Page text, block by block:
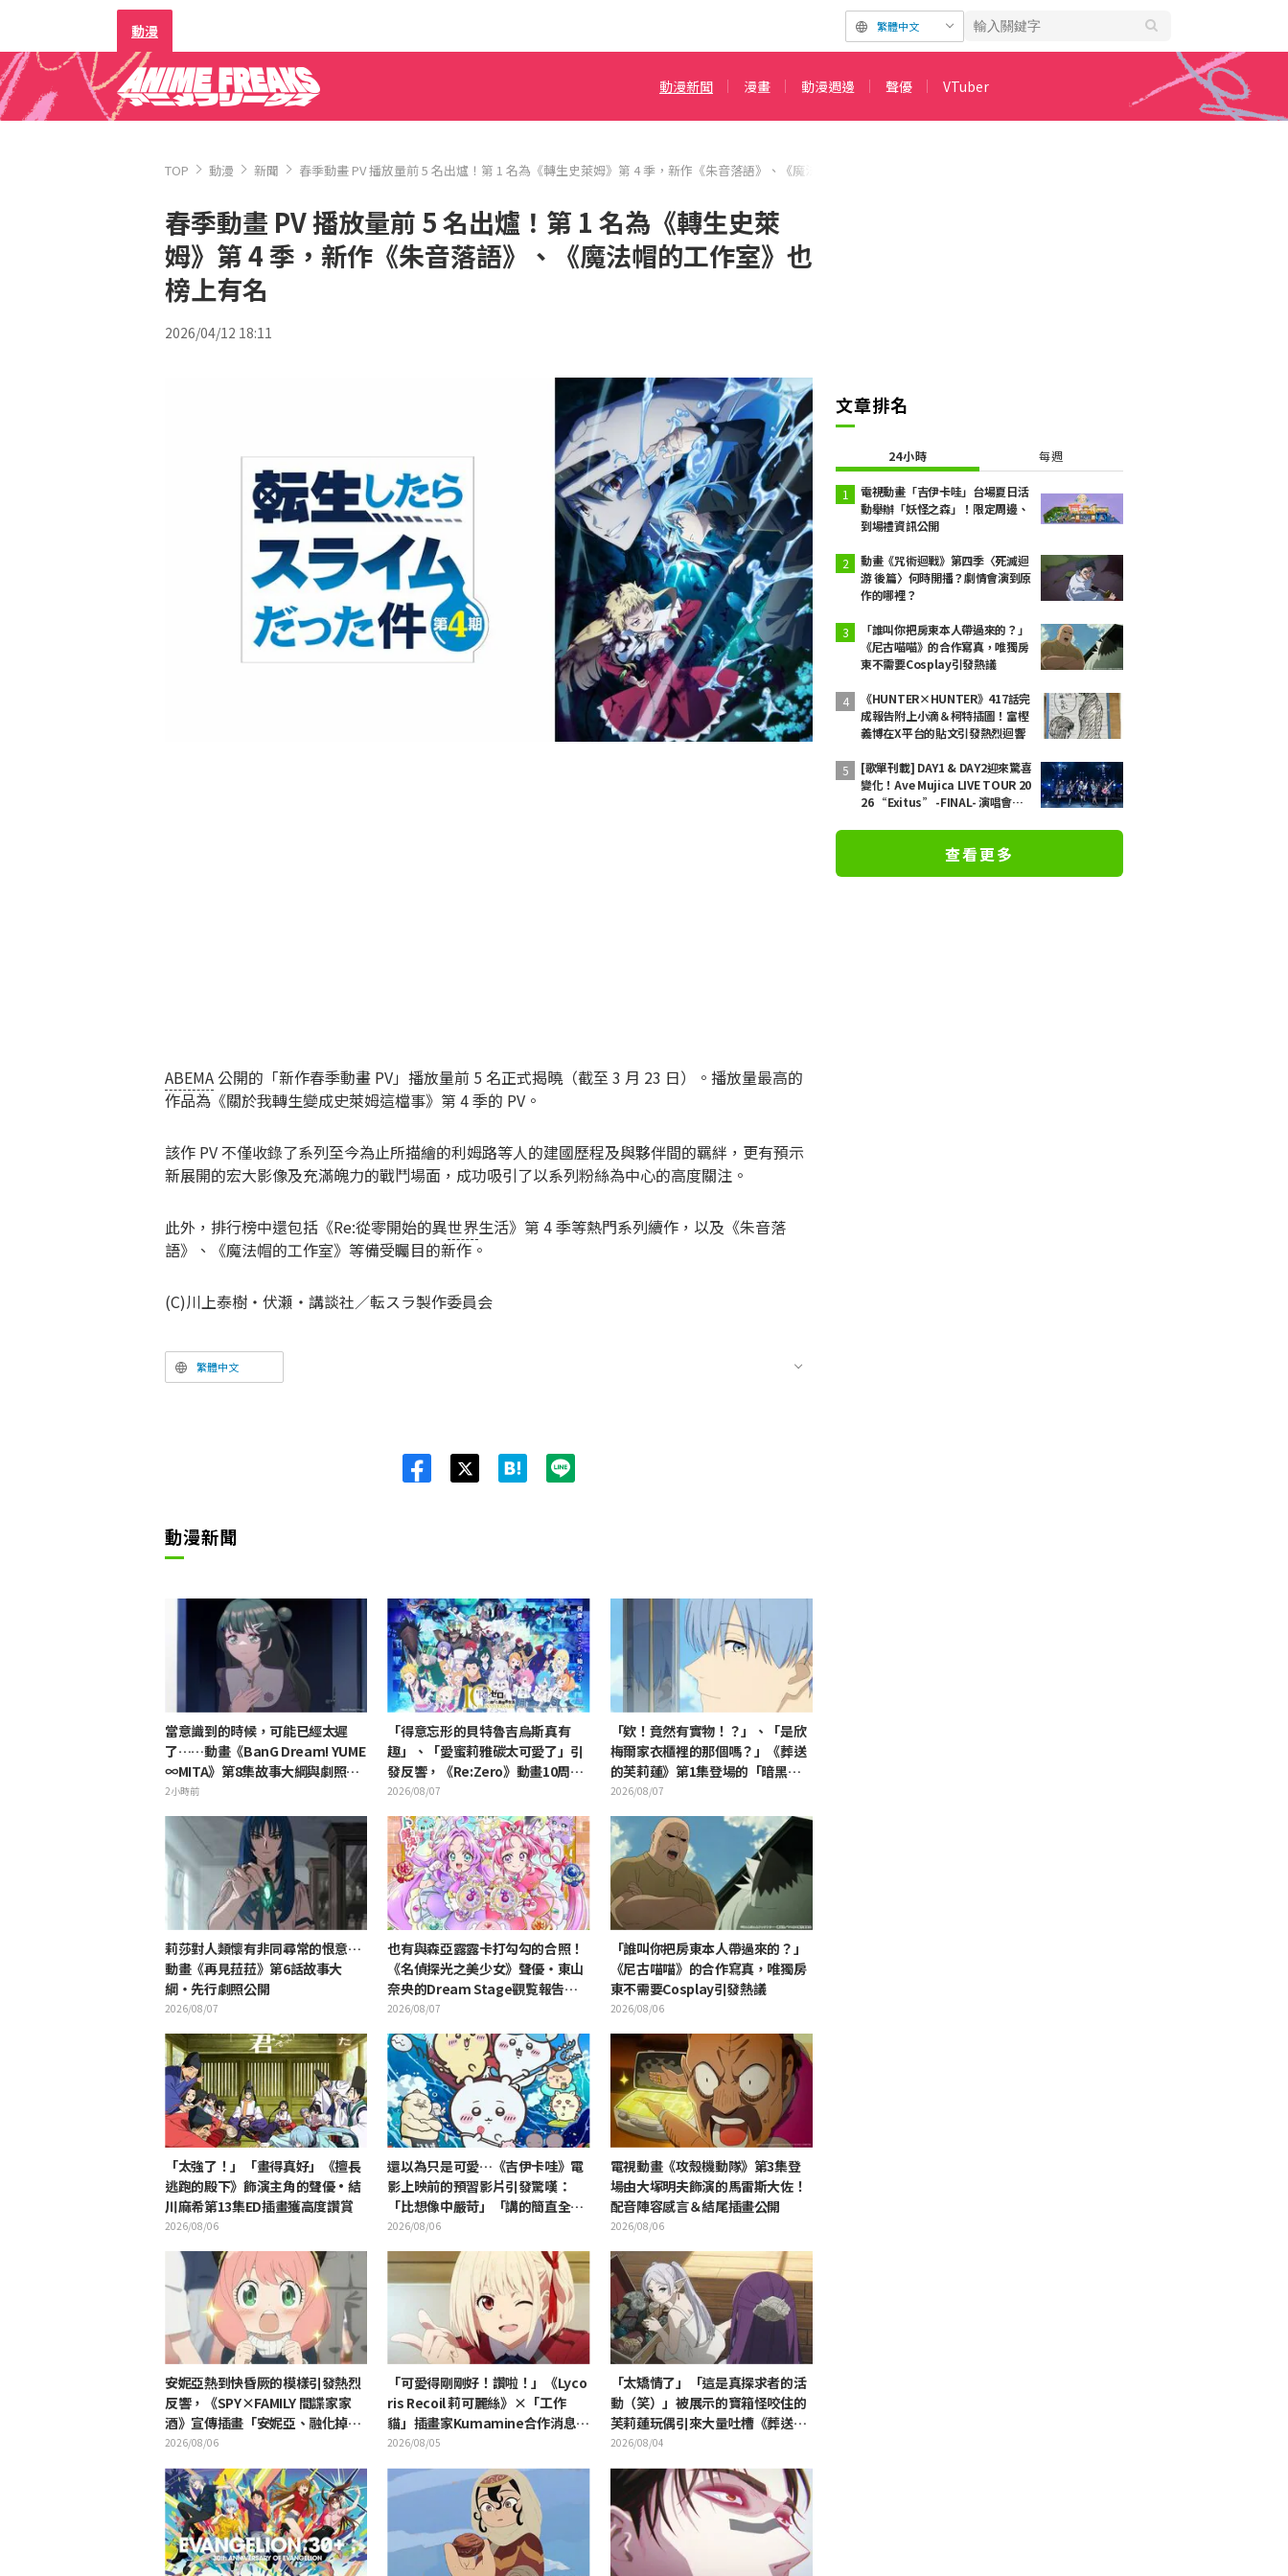
動漫 繁體中文
動漫新聞 漫畫 動漫週邊 聲優 VTuber
TOP 動漫 新聞 春季動畫 PV 播放量前 5 名出爐！第 1 名為《轉生史萊姆》第 4 季，新作《朱音落語》、《魔法帽的工作室》也榜上有名
春季動畫 PV 播放量前 5 名出爐！第 1 名為《轉生史萊
姆》第 4 季，新作《朱音落語》、《魔法帽的工作室》也
榜上有名
2026/04/12 18:11
ABEMA 公開的「新作春季動畫 PV」播放量前 5 名正式揭曉（截至 3 月 23 日）。播放量最高的
作品為《關於我轉生變成史萊姆這檔事》第 4 季的 PV。
該作 PV 不僅收錄了系列至今為止所描繪的利姆路等人的建國歷程及與夥伴間的羈絆，更有預示
新展開的宏大影像及充滿魄力的戰鬥場面，成功吸引了以系列粉絲為中心的高度關注。
此外，排行榜中還包括《Re:從零開始的異世界生活》第 4 季等熱門系列續作，以及《朱音落
語》、《魔法帽的工作室》等備受矚目的新作。
(C)川上泰樹・伏瀬・講談社／転スラ製作委員会
繁體中文
動漫新聞
當意識到的時候，可能已經太遲
了……動畫《BanG Dream! YUME
∞MITA》第8集故事大綱與劇照公
開
2小時前
「得意忘形的貝特魯吉烏斯真有
趣」、「愛蜜莉雅碳太可愛了」引
發反響，《Re:Zero》動畫10周年
紀念活動視覺圖解禁
2026/08/07
「欸！竟然有實物！？」、「是欣
梅爾家衣櫃裡的那個嗎？」《葬送
的芙莉蓮》第1集登場的「暗黑龍
的角」公開引發粉絲驚愕
2026/08/07
莉莎對人類懷有非同尋常的恨意…
動畫《再見菈菈》第6話故事大
綱・先行劇照公開
2026/08/07
也有與森亞露露卡打勾勾的合照！
《名偵探光之美少女》聲優・東山
奈央的Dream Stage觀覧報告引
發「是奥祕·暗影天使啊」的反響
2026/08/07
「誰叫你把房東本人帶過來的？」
《尼古喵喵》的合作寫真，唯獨房
東不需要Cosplay引發熱議
2026/08/06
「太強了！」「畫得真好」《擅長
逃跑的殿下》飾演主角的聲優·結
川麻希第13集ED插畫獲高度讚賞
2026/08/06
還以為只是可愛…《吉伊卡哇》電
影上映前的預習影片引發驚嘆：
「比想像中嚴苛」「講的簡直全都
是勞動的事」反差感驚呆網友
2026/08/06
電視動畫《攻殼機動隊》第3集登
場由大塚明夫飾演的馬雷斯大佐！
配音陣容感言＆結尾插畫公開
2026/08/06
安妮亞熱到快昏厥的模樣引發熱烈
反響，《SPY×FAMILY 間諜家家
酒》宣傳插畫「安妮亞、融化掉
了」
2026/08/06
「可愛得剛剛好！讚啦！」《Lyco
ris Recoil 莉可麗絲》×「工作
貓」插畫家Kumamine合作消息公
開 引發「讚啦！」熱烈迴響
2026/08/05
「太矯情了」「這是真探求者的活
動（笑）」被展示的寶箱怪咬住的
芙莉蓮玩偶引來大量吐槽《葬送的
芙莉蓮》
2026/08/04
文章排名
24小時 每週
電視動畫「吉伊卡哇」台場夏日活
動舉辦「妖怪之森」！限定周邊、
到場禮資訊公開
動畫《咒術迴戰》第四季〈死滅迴
游 後篇〉何時開播？劇情會演到原
作的哪裡？
「誰叫你把房東本人帶過來的？」
《尼古喵喵》的合作寫真，唯獨房
東不需要Cosplay引發熱議
《HUNTER×HUNTER》417話完
成報告附上小滴＆柯特插圖！富樫
義博在X平台的貼文引發熱烈迴響
[歌單刊載] DAY1 & DAY2迎來驚喜
變化！Ave Mujica LIVE TOUR 20
26 “Exitus” -FINAL- 演唱會現
查看更多